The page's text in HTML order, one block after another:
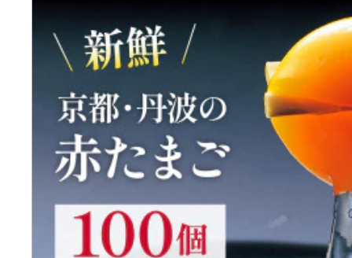
はじめるバイブルとは
よくあるご質問
問い合わせ